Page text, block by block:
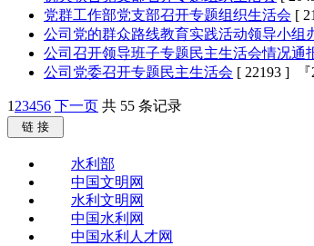
党群工作部党支部召开专题组织生活会 [
公司党的群众路线教育实践活动领导小组
公司召开领导班子专题民主生活会情况通
公司党委召开专题民主生活会 [ 22193 ] 『
1 23456 下一页 共 55 条记录
链 接
水利部
中国文明网
水利文明网
中国水利网
中国水利人才网